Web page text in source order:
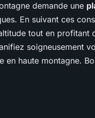
demande une
En suivant ces
tout en profitant
soigneusement
en haute montagne.